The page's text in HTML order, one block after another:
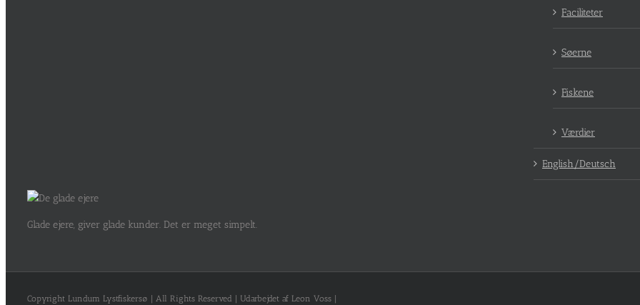
Faciliteter
Søerne
Fiskene
Værdier
English/Deutsch
Glade ejere, giver glade kunder. Det er meget simpelt.
Copyright Lundum Lystfiskersø | All Rights Reserved | Udarbejdet af Leon Voss |